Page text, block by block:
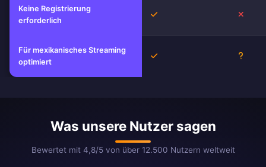
Keine Registrierung
erforderlich
Ja
Für mexikanisches Streaming
optimiert
Ja
Was unsere Nutzer sagen
Bewertet mit 4,8/5 von über 12.500 Nutzern weltweit